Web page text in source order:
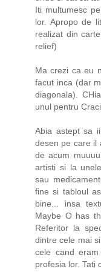
Iti multumesc
lor. Apropo de
realizat din
relief)
Ma crezi ca eu
facut inca (dar
diagonala).
unul pentru
Abia astept sa
desen pe care il
de acum
artisti si la
sau
fine si tabloul
bine... insa
Maybe O has
Referitor la
dintre cele mai
cele cand
profesia lor. Tati